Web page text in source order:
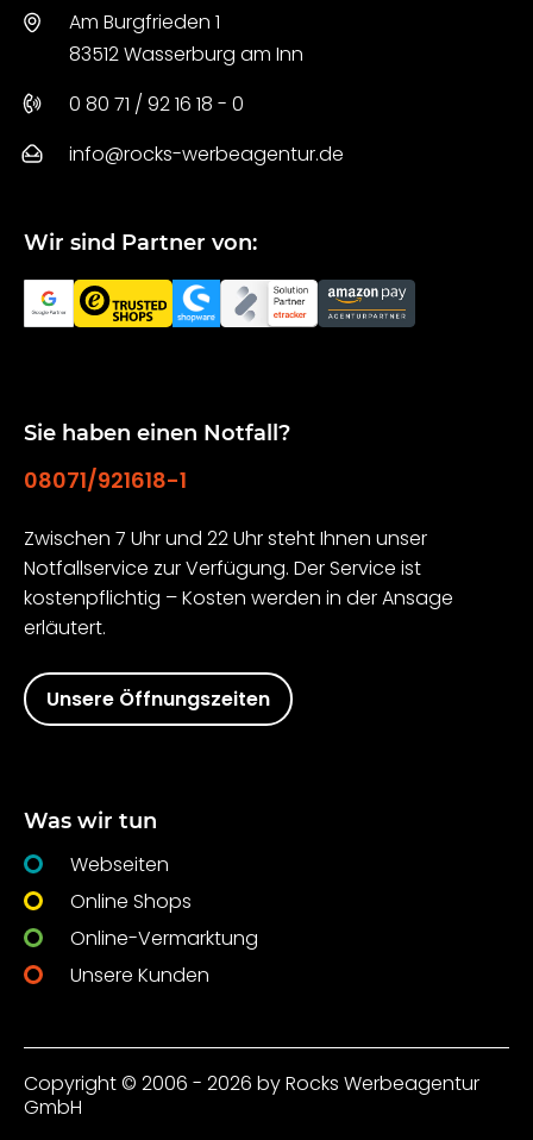
Am Burgfrieden 1
83512 Wasserburg am Inn
0 80 71 / 92 16 18 - 0
info@rocks-werbeagentur.de
Wir sind Partner von:
Sie haben einen Notfall?
08071/921618-1
Zwischen 7 Uhr und 22 Uhr steht Ihnen unser
Notfallservice zur Verfügung. Der Service ist
kostenpflichtig – Kosten werden in der Ansage
erläutert.
Unsere Öffnungszeiten
Was wir tun
Webseiten
Online Shops
Online-Vermarktung
Unsere Kunden
Copyright © 2006 - 2026 by Rocks Werbeagentur
GmbH